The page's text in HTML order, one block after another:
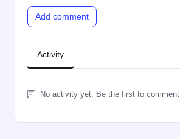
Add comment
Activity
No activity yet. Be the first to comment.